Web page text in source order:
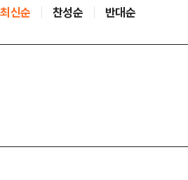
최신순 찬성순 반대순